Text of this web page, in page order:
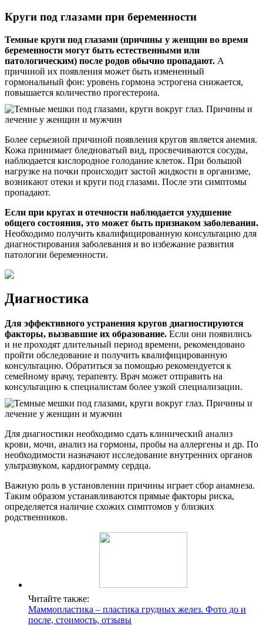
Круги под глазами при беременности
Темные круги под глазами (причины у женщин во время
беременности могут быть естественными или
патологическим) после родов обычно пропадают. А
причиной их появления может быть измененный
гормональный фон: уровень гормона эстрогена снижается,
повышается количество прогестерона.
Более серьезной причиной появления кругов является анемия.
Кожа принимает бледноватый вид, просвечиваются сосуды,
наблюдается кислородное голодание клеток. При большой
нагрузке на почки происходит застой жидкости в организме,
возникают отеки и круги под глазами. После эти симптомы
пропадают.
Если при кругах и отечности наблюдается ухудшение
общего состояния, это может быть признаком заболевания.
Необходимо получить квалифицированную консультацию для
диагностирования заболевания и во избежание развития
патологии беременности.
Диагностика
Для эффективного устранения кругов диагностируются
факторы, вызвавшие их образование. Если они появились
и не проходят длительный период времени, рекомендовано
пройти обследование и получить квалифицированную
консультацию. Обратиться за помощью рекомендуется к
семейному врачу, терапевту. Врач может отправить на
консультацию к специалистам более узкой специализации.
Для диагностики необходимо сдать клинический анализ
крови, мочи, анализ на гормоны, пробы на аллергены и др. По
необходимости назначают исследование внутренних органов
ультразвуком, кардиограмму сердца.
Важную роль в установлении причины играет сбор анамнеза.
Таким образом устанавливаются прямые факторы риска,
определяется наличие схожих симптомов у близких
родственников.
Читайте также:
Маммопластика – пластика грудных желез. Фото до и
после, стоимость, отзывы